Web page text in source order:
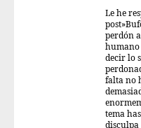
Le he
perdón
humano
decir lo
falta no
tema
disculpa